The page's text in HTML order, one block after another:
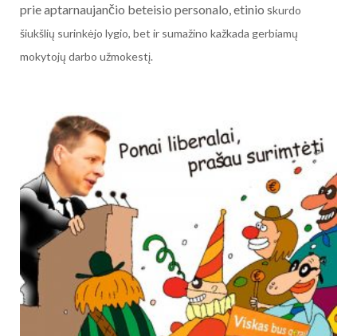
prie aptarnaujančio beteisio personalo, etinio skurdo
šiukšlių surinkėjo lygio, bet ir sumažino kažkada gerbiamų
mokytojų darbo užmokestį.